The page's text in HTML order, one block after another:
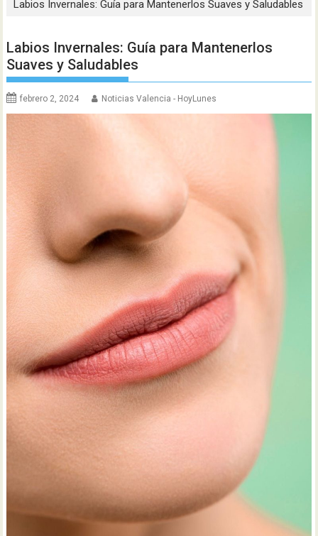
Labios Invernales: Guía para Mantenerlos Suaves y Saludables
Labios Invernales: Guía para Mantenerlos
Suaves y Saludables
febrero 2, 2024 Noticias Valencia - HoyLunes